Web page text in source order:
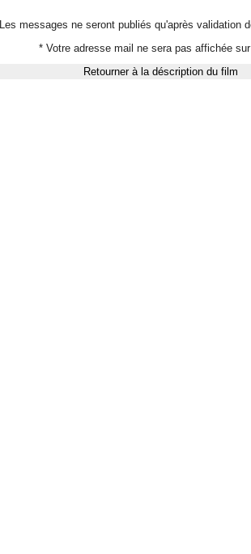
Les messages ne seront publiés qu'après validation
* Votre adresse mail ne sera pas affichée
Retourner à la déscription du film